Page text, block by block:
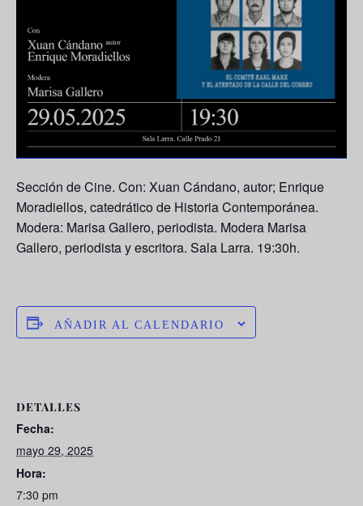
Sección de Cine. Con: Xuan Cándano, autor; Enrique
Moradiellos, catedrático de Historia Contemporánea.
Modera: Marisa Gallero, periodista. Modera Marisa
Gallero, periodista y escritora. Sala Larra. 19:30h.
AÑADIR AL CALENDARIO
DETALLES
Fecha:
mayo 29, 2025
Hora:
7:30 pm